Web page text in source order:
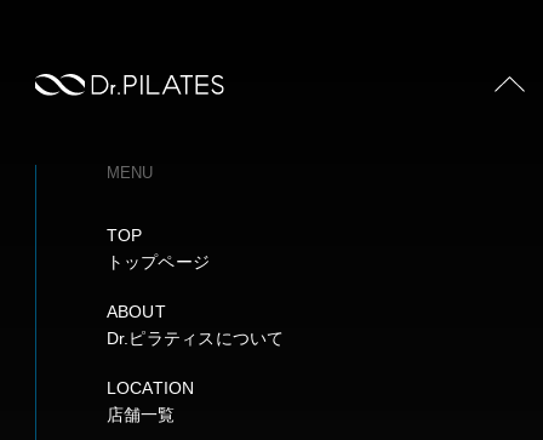
MENU
TOP
トップページ
ABOUT
Dr.ピラティスについて
LOCATION
店舗一覧